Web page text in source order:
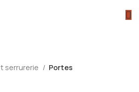
serrurerie Portes